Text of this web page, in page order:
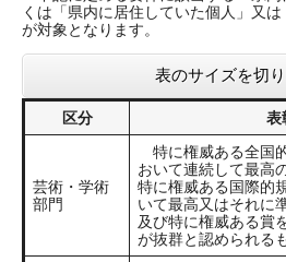
くは「県内に居住していた個人」又
が対象となります。
表のサイズを切
区分 表
芸術・学術
部門
特に権威ある全国
おいて連続して最高
特に権威ある国際的
いて最高又はそれに
及び特に権威ある賞
が抜群と認められる